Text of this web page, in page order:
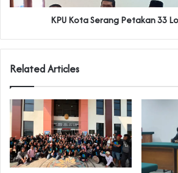
KPU Kota Serang Petakan 33
Related Articles